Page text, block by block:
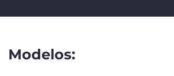
Modelos: